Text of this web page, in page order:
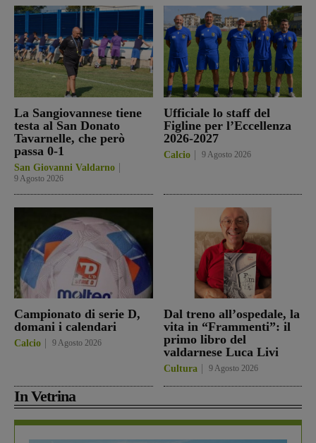
La Sangiovannese tiene
testa al San Donato
Tavarnelle, che però
passa 0-1
San Giovanni Valdarno
9 Agosto 2026
Ufficiale lo staff del
Figline per l’Eccellenza
2026-2027
Calcio 9 Agosto 2026
Campionato di serie D,
domani i calendari
Calcio 9 Agosto 2026
Dal treno all’ospedale, la
vita in “Frammenti”: il
primo libro del
valdarnese Luca Livi
Cultura 9 Agosto 2026
In Vetrina